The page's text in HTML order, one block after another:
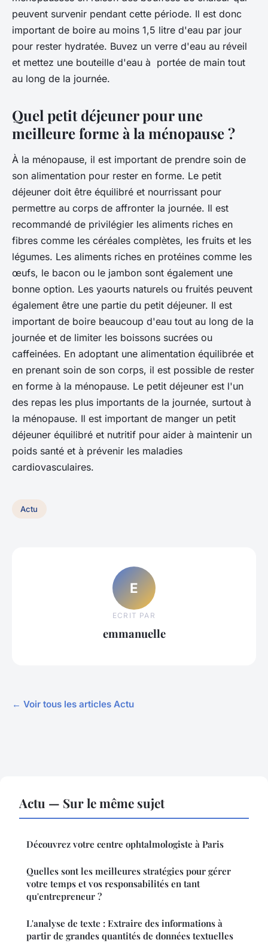
peuvent survenir pendant cette période. Il est donc
important de boire au moins 1,5 litre d'eau par jour
pour rester hydratée. Buvez un verre d'eau au réveil
et mettez une bouteille d'eau à portée de main tout
au long de la journée.
Quel petit déjeuner pour une
meilleure forme à la ménopause ?
À la ménopause, il est important de prendre soin de
son alimentation pour rester en forme. Le petit
déjeuner doit être équilibré et nourrissant pour
permettre au corps de affronter la journée. Il est
recommandé de privilégier les aliments riches en
fibres comme les céréales complètes, les fruits et les
légumes. Les aliments riches en protéines comme les
œufs, le bacon ou le jambon sont également une
bonne option. Les yaourts naturels ou fruités peuvent
également être une partie du petit déjeuner. Il est
important de boire beaucoup d'eau tout au long de la
journée et de limiter les boissons sucrées ou
caffeinées. En adoptant une alimentation équilibrée et
en prenant soin de son corps, il est possible de rester
en forme à la ménopause. Le petit déjeuner est l'un
des repas les plus importants de la journée, surtout à
la ménopause. Il est important de manger un petit
déjeuner équilibré et nutritif pour aider à maintenir un
poids santé et à prévenir les maladies
cardiovasculaires.
Actu
E
ECRIT PAR
emmanuelle
← Voir tous les articles Actu
Actu — Sur le même sujet
Découvrez votre centre ophtalmologiste à Paris
Quelles sont les meilleures stratégies pour gérer
votre temps et vos responsabilités en tant
qu'entrepreneur ?
L'analyse de texte : Extraire des informations à
partir de grandes quantités de données textuelles